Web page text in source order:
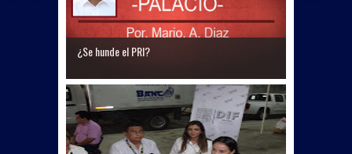
¿Se hunde el PRI?